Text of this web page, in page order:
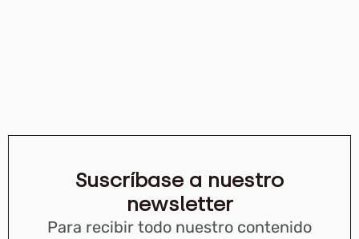
Suscríbase a nuestro
newsletter
Para recibir todo nuestro contenido